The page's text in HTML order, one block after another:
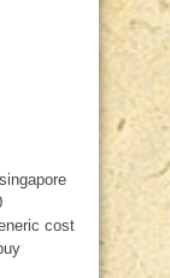
cost